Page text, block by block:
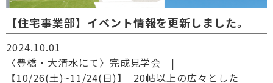
【住宅事業部】イベント情報を更新しました。
2024.10.01
〈豊橋・大清水にて〉完成見学会 |
【10/26(土)~11/24(日)】 20帖以上の広々とした